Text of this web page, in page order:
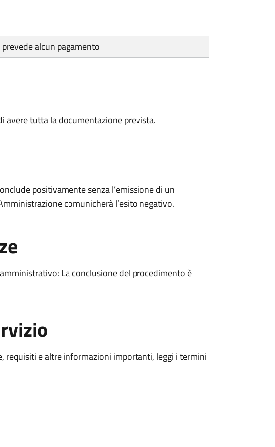
alcun pagamento
avere tutta la documentazione prevista.
positivamente senza l’emissione di un
comunicherà l’esito negativo.
La conclusione del procedimento è
requisiti e altre informazioni importanti, leggi i termini